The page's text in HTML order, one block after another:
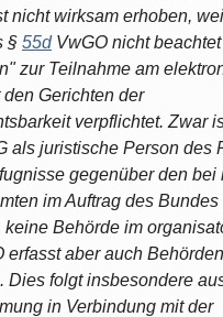
nicht wirksam erhoben,
§ 55dVwGO nicht
zur Teilnahme am
Gerichten der
verpflichtet. Zwar
als juristische Person des
gegenüber den bei
im Auftrag des Bundes
Behörde im
erfasst aber auch
Dies folgt insbesondere
in Verbindung mit der